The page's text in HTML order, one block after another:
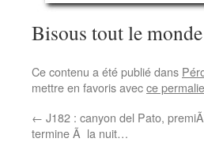
Bisous tout le monde
Ce contenu a été publié dans
mettre en favoris avecce
← J182 : canyon del Pato,
termine Ã la nuit…